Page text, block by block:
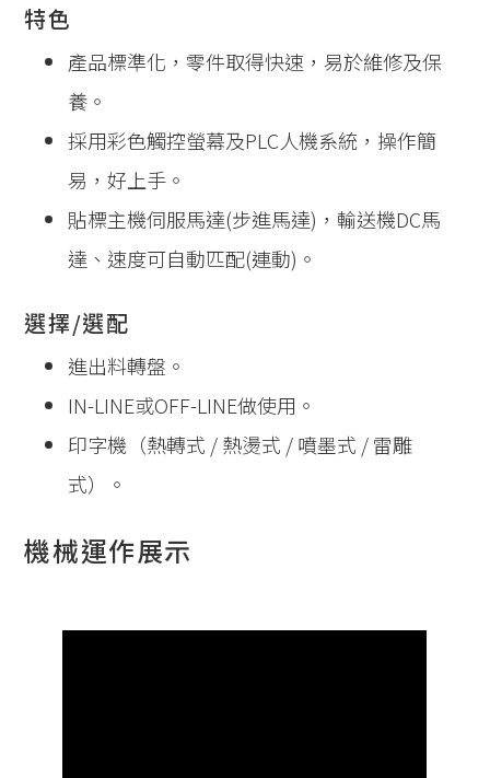
特色
產品標準化，零件取得快速，易於維修及保
養。
採用彩色觸控螢幕及PLC人機系統，操作簡
易，好上手。
貼標主機伺服馬達(步進馬達)，輸送機DC馬
達、速度可自動匹配(連動)。
選擇/選配
進出料轉盤。
IN-LINE或OFF-LINE做使用。
印字機（熱轉式 / 熱燙式 / 噴墨式 / 雷雕
式）。
機械運作展示